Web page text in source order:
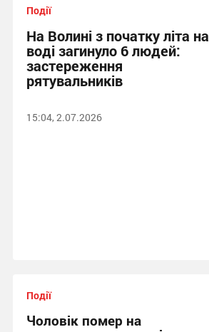
Події
На Волині з початку літа на
воді загинуло 6 людей:
застереження
рятувальників
15:04, 2.07.2026
Події
Чоловік помер на